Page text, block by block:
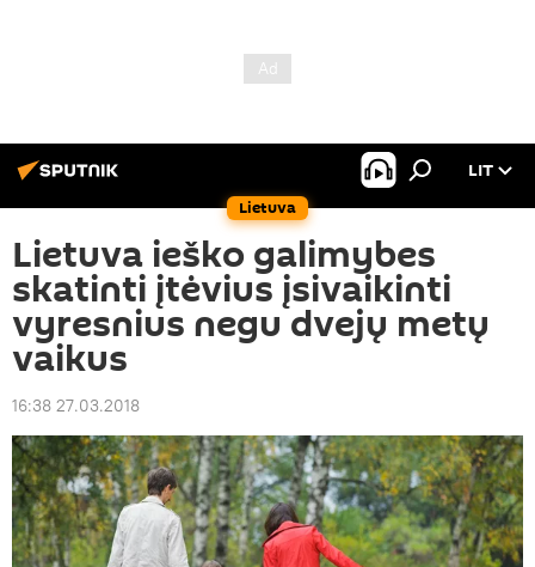
Lietuva
LIT
Lietuva ieško galimybes
skatinti įtėvius įsivaikinti
vyresnius negu dvejų metų
vaikus
16:38 27.03.2018